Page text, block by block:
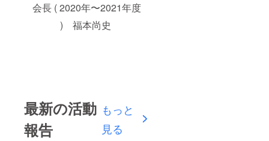
会長 ( 2020年〜2021年度
) 福本尚史
最新の活動
報告
もっと
見る